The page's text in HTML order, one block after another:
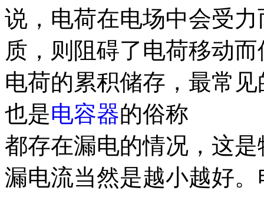
说，电荷在电场中会受
质，则阻碍了电荷移动
电荷的累积储存，最常
也是电容器的俗称
都存在漏电的情况，这
漏电流当然是越小越好